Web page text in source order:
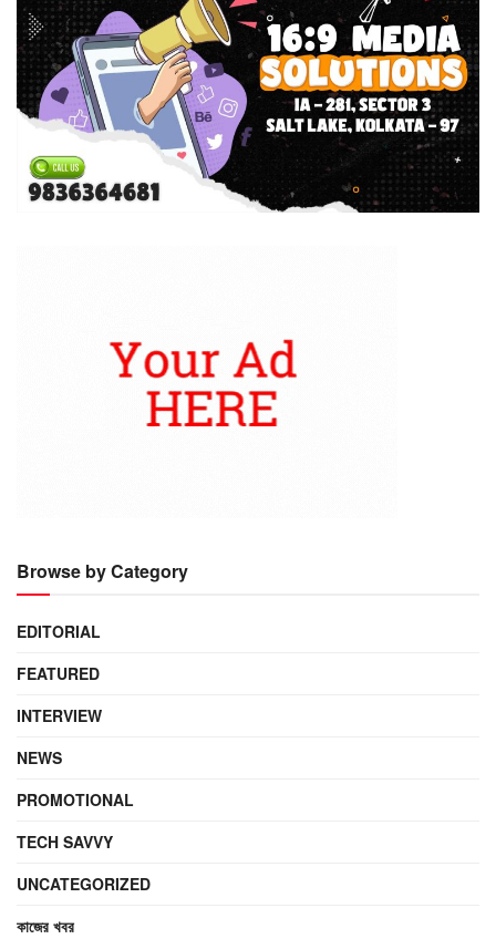
Browse by Category
EDITORIAL
FEATURED
INTERVIEW
NEWS
PROMOTIONAL
TECH SAVVY
UNCATEGORIZED
কাজের খবর